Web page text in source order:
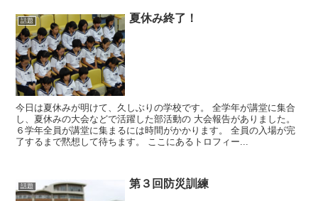
話題 夏休み終了！
今日は夏休みが明けて、久しぶりの学校です。 全学年が講堂に集合
し、夏休みの大会などで活躍した部活動の 大会報告がありました。
６学年全員が講堂に集まるには時間がかかります。 全員の入場が完
了するまで黙想して待ちます。 ここにあるトロフィー...
話題 第３回防災訓練